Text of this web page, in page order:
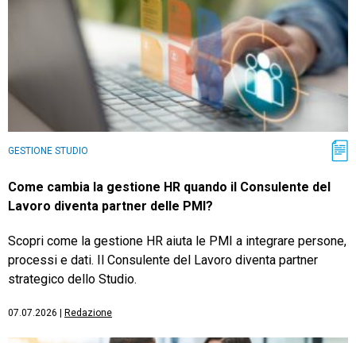
GESTIONE STUDIO
Come cambia la gestione HR quando il Consulente del
Lavoro diventa partner delle PMI?
Scopri come la gestione HR aiuta le PMI a integrare persone,
processi e dati. Il Consulente del Lavoro diventa partner
strategico dello Studio.
07.07.2026 Redazione